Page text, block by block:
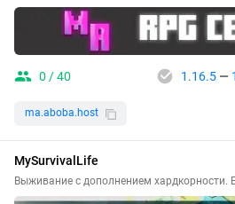
0 / 40 1.16.5—
ma.aboba.host
MySurvivalLife
Выживание с дополнением хардкорности.